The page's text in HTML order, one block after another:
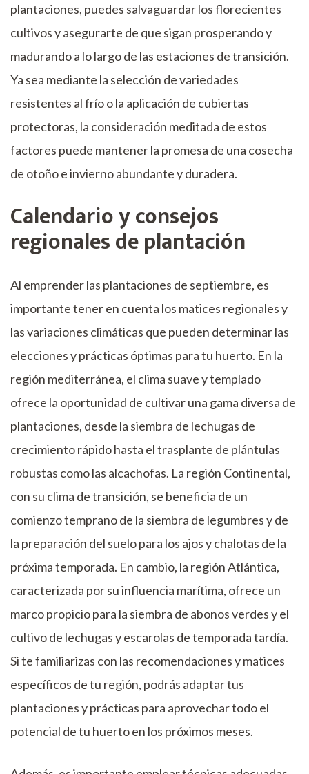
plantaciones, puedes salvaguardar los florecientes
cultivos y asegurarte de que sigan prosperando y
madurando a lo largo de las estaciones de transición.
Ya sea mediante la selección de variedades
resistentes al frío o la aplicación de cubiertas
protectoras, la consideración meditada de estos
factores puede mantener la promesa de una cosecha
de otoño e invierno abundante y duradera.
Calendario y consejos
regionales de plantación
Al emprender las plantaciones de septiembre, es
importante tener en cuenta los matices regionales y
las variaciones climáticas que pueden determinar las
elecciones y prácticas óptimas para tu huerto. En la
región mediterránea, el clima suave y templado
ofrece la oportunidad de cultivar una gama diversa de
plantaciones, desde la siembra de lechugas de
crecimiento rápido hasta el trasplante de plántulas
robustas como las alcachofas. La región Continental,
con su clima de transición, se beneficia de un
comienzo temprano de la siembra de legumbres y de
la preparación del suelo para los ajos y chalotas de la
próxima temporada. En cambio, la región Atlántica,
caracterizada por su influencia marítima, ofrece un
marco propicio para la siembra de abonos verdes y el
cultivo de lechugas y escarolas de temporada tardía.
Si te familiarizas con las recomendaciones y matices
específicos de tu región, podrás adaptar tus
plantaciones y prácticas para aprovechar todo el
potencial de tu huerto en los próximos meses.